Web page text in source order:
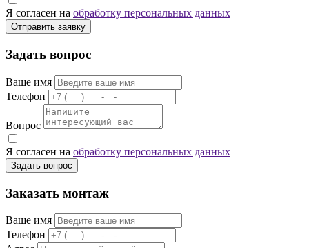
Я согласен на обработку персональных данных
Отправить заявку
Задать вопрос
Ваше имя
Телефон
Вопрос
Я согласен на обработку персональных данных
Задать вопрос
Заказать монтаж
Ваше имя
Телефон